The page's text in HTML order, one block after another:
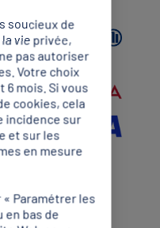
soucieux de
vie privée,
pas autoriser
Votre choix
mois. Si vous
cookies, cela
incidence sur
et sur les
en mesure
Paramétrer les
en bas de